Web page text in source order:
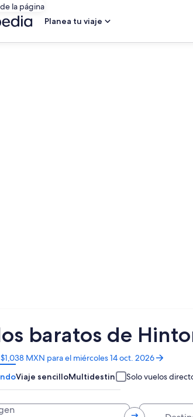
la página
Planea tu viaje
baratos de
MXN para el miércoles 14 oct. 2026
Viaje sencilloMultidestino Solo vuelos